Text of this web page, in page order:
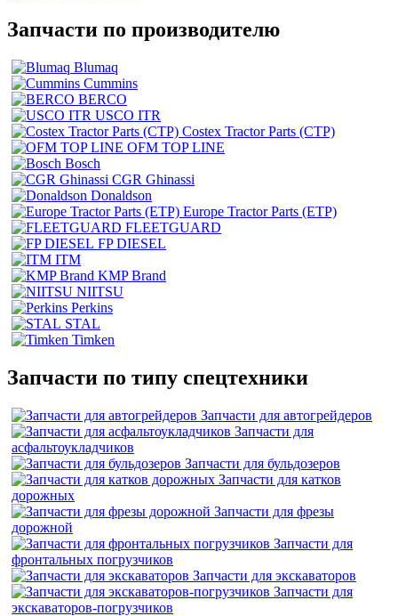
Запчасти по производителю
Blumaq
Cummins
BERCO
USCO ITR
Costex Tractor Parts (CTP)
OFM TOP LINE
Bosch
CGR Ghinassi
Donaldson
Europe Tractor Parts (ETP)
FLEETGUARD
FP DIESEL
ITM
KMP Brand
NIITSU
Perkins
STAL
Timken
Запчасти по типу спецтехники
Запчасти для автогрейдеров
Запчасти для
асфальтоукладчиков
Запчасти для бульдозеров
Запчасти для катков
дорожных
Запчасти для фрезы
дорожной
Запчасти для
фронтальных погрузчиков
Запчасти для экскаваторов
Запчасти для
экскаваторов-погрузчиков